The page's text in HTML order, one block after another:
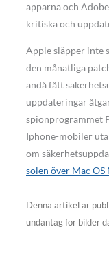
apparna och
kritiska och
Apple släpper inte
den månatliga
ändå fått
uppdateringar
spionprogrammet
Iphone-mobiler
om
solen över Mac OS
Denna artikel är
undantag för bilder